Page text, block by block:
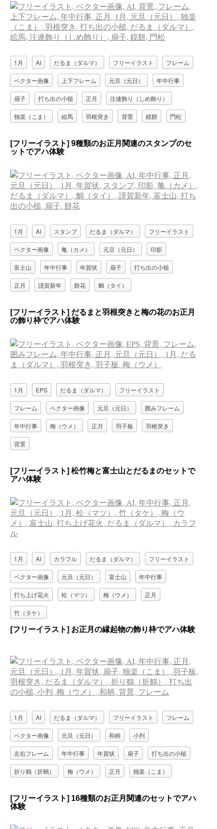
1月 AI だるま（ダルマ） フリーイラスト フレーム
ベクター画像 上下フレーム 元旦（元日） 年中行事
扇子 打ち出の小槌 正月 注連飾り（しめ飾り）
独楽（こま） 絵馬 羽根突き 背景 鏡餅 門松
[フリーイラスト] 9種類のお正月関連のスタンプのセ
ットでアハ体験
1月 AI スタンプ だるま（ダルマ） フリーイラスト
ベクター画像 亀（カメ） 元旦（元日） 印影
富士山 年中行事 年賀状 扇子 打ち出の小槌
正月 謹賀新年 餅花 鯛（タイ）
[フリーイラスト] だるまと羽根突きと梅の花のお正月
の飾り枠でアハ体験
1月 EPS だるま（ダルマ） フリーイラスト
フレーム ベクター画像 元旦（元日） 囲みフレーム
年中行事 梅（ウメ） 正月 羽子板 羽根突き
背景
[フリーイラスト] 松竹梅と富士山とだるまのセットで
アハ体験
1月 AI カラフル だるま（ダルマ） フリーイラスト
ベクター画像 元旦（元日） 富士山 年中行事
打ち上げ花火 松（マツ） 梅（ウメ） 正月
竹（タケ）
[フリーイラスト] お正月の縁起物の飾り枠でアハ体験
1月 AI だるま（ダルマ） フリーイラスト フレーム
ベクター画像 元旦（元日） 和柄 小判
左右フレーム 年中行事 年賀状 扇子 打ち出の小槌
折り鶴（折鶴） 梅（ウメ） 正月 独楽（こま）
[フリーイラスト] 16種類のお正月関連のセットでアハ
体験